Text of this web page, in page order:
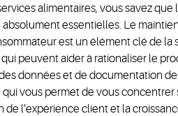
alimentaires, vous savez
essentielles. Le
est un élément clé de la
peuvent aider à rationaliser le
données et de documentation
qui vous permet de vous
de l’expérience client et la